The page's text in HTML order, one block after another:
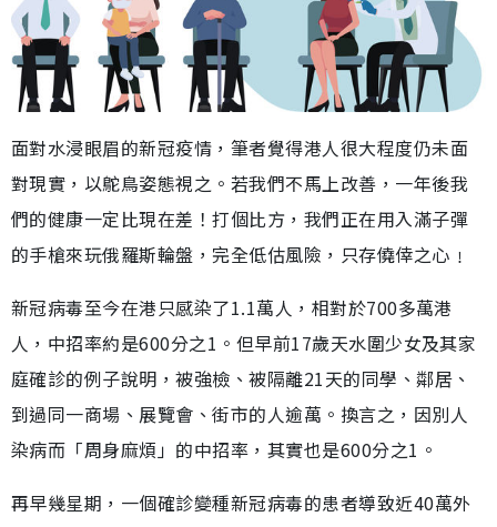
面對水浸眼眉的新冠疫情，筆者覺得港人很大程度仍未面
對現實，以鴕鳥姿態視之。若我們不馬上改善，一年後我
們的健康一定比現在差！打個比方，我們正在用入滿子彈
的手槍來玩俄羅斯輪盤，完全低估風險，只存僥倖之心﹗
新冠病毒至今在港只感染了1.1萬人，相對於700多萬港
人，中招率約是600分之1。但早前17歲天水圍少女及其家
庭確診的例子說明，被強檢、被隔離21天的同學、鄰居、
到過同一商場、展覽會、街市的人逾萬。換言之，因別人
染病而「周身麻煩」的中招率，其實也是600分之1。
再早幾星期，一個確診變種新冠病毒的患者導致近40萬外